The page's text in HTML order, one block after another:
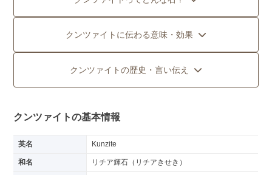
クンツァイトに伝わる意味・効果
クンツァイトの歴史・言い伝え
クンツァイトの基本情報
英名 Kunzite
和名 リチア輝石（リチアきせき）